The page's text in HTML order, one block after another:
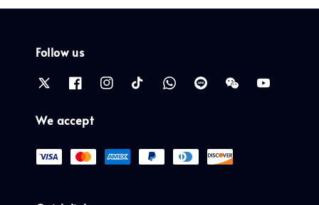
Follow us
We accept